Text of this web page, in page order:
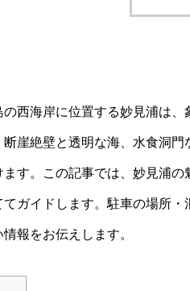
の西海岸に位置する妙見浦は
断崖絶壁と透明な海、水食洞
ます。この記事では、妙見浦
てガイドします。駐車の場所
報をお伝えします。